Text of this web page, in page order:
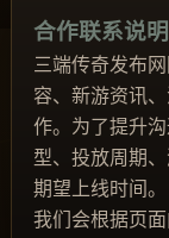
合作联系说明
三端传奇发布
容、新游资讯
作。为了提升
型、投放周期
期望上线时间。
我们会根据页